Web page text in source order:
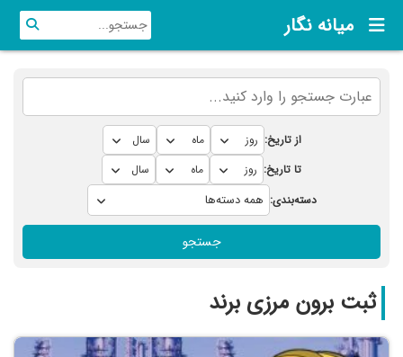
میانه نگار
از تاریخ:
تا تاریخ:
دسته‌بندی:
جستجو
ثبت برون مرزی برند